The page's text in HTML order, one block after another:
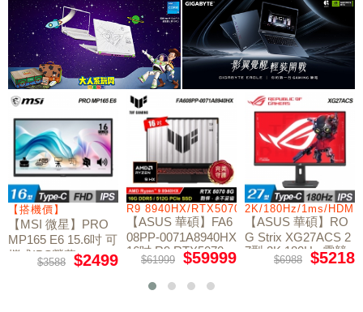
W11
價】
微星】PRO
E6 15.6吋 可
螢幕$2499
R9 8940HX/RTX5070/512GB/16G
【ASUS 華碩】FA6
08PP-0071A8940HX
16吋 R9 RTX5070
電競筆電
$61999 $59999
2K/180Hz/1ms/HDMI/DP/
【ASUS 華碩】RO
G Strix XG27ACS 2
7型 2K 180Hz 電競
螢幕
$5218
C5-
【
g 15
TW
060